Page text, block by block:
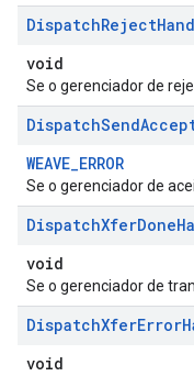
DispatchReject
void
Se o gerenciador de
DispatchSend
WEAVE_ERROR
Se o gerenciador de
DispatchXferDone
void
Se o gerenciador de
DispatchXferError
void